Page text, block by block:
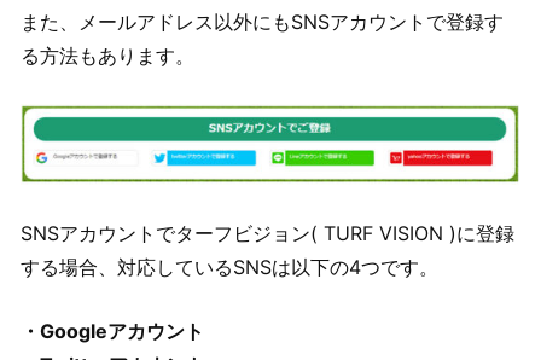
また、メールアドレス以外にもSNSアカウントで登録す
る方法もあります。
SNSアカウントでターフビジョン( TURF VISION )に登録
する場合、対応しているSNSは以下の4つです。
・Googleアカウント